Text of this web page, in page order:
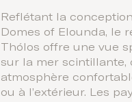
Reflétant la
Domes of Elounda, le
Thólos offre une vue
sur la mer scintillante,
atmosphère
ou à l’extérieur. Les